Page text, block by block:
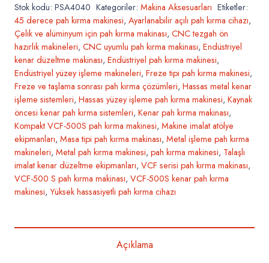
Stok kodu: PSA4040 Kategoriler: Makina Aksesuarları Etiketler:
45 derece pah kırma makinesi, Ayarlanabilir açılı pah kırma cihazı,
Çelik ve alüminyum için pah kırma makinası, CNC tezgah ön
hazırlık makineleri, CNC uyumlu pah kırma makinası, Endüstriyel
kenar düzeltme makinası, Endüstriyel pah kırma makinesi,
Endüstriyel yüzey işleme makineleri, Freze tipi pah kırma makinesi,
Freze ve taşlama sonrası pah kırma çözümleri, Hassas metal kenar
işleme sistemleri, Hassas yüzey işleme pah kırma makinesi, Kaynak
öncesi kenar pah kırma sistemleri, Kenar pah kırma makinası,
Kompakt VCF-500S pah kırma makinesi, Makine imalat atölye
ekipmanları, Masa tipi pah kırma makinası, Metal işleme pah kırma
makineleri, Metal pah kırma makinesi, pah kırma makinesi, Talaşlı
imalat kenar düzeltme ekipmanları, VCF serisi pah kırma makinası,
VCF-500 S pah kırma makinası, VCF-500S kenar pah kırma
makinesi, Yüksek hassasiyetli pah kırma cihazı
Açıklama